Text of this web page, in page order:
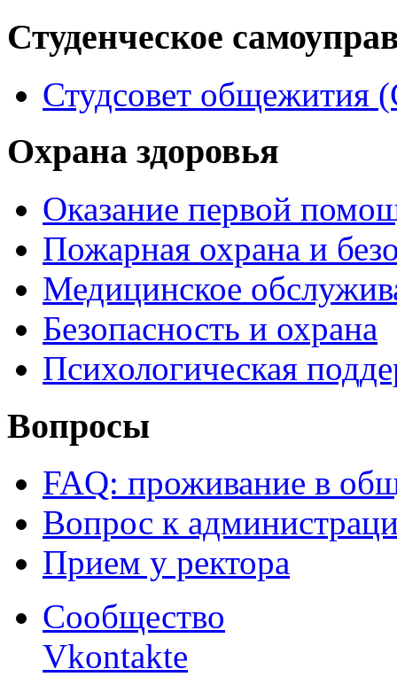
Студенческое
Студсовет общежития
Охрана здоровья
Оказание первой
Пожарная охрана и
Медицинское
Безопасность и охрана
Психологическая
Вопросы
FAQ: проживание в
Вопрос к
Прием у ректора
Сообщество
Vkontakte